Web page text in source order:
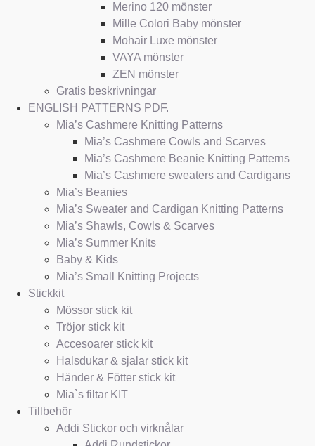
Merino 120 mönster
Mille Colori Baby mönster
Mohair Luxe mönster
VAYA mönster
ZEN mönster
Gratis beskrivningar
ENGLISH PATTERNS PDF.
Mia’s Cashmere Knitting Patterns
Mia’s Cashmere Cowls and Scarves
Mia’s Cashmere Beanie Knitting Patterns
Mia’s Cashmere sweaters and Cardigans
Mia’s Beanies
Mia’s Sweater and Cardigan Knitting Patterns
Mia’s Shawls, Cowls & Scarves
Mia’s Summer Knits
Baby & Kids
Mia’s Small Knitting Projects
Stickkit
Mössor stick kit
Tröjor stick kit
Accesoarer stick kit
Halsdukar & sjalar stick kit
Händer & Fötter stick kit
Mia`s filtar KIT
Tillbehör
Addi Stickor och virknålar